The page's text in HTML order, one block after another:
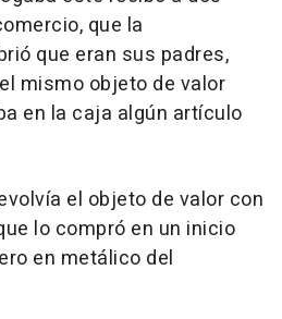
que la
que eran sus padres,
mismo objeto de valor
en la caja algún artículo
el objeto de valor con
lo compró en un inicio
en metálico del